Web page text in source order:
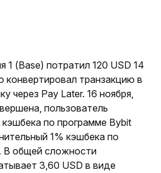
1 (Base) потратил 120 USD 14
конвертировал транзакцию в
через Pay Later. 16 ноября,
пользователь
по программе Bybit
1% кэшбека по
В общей сложности
3,60 USD в виде